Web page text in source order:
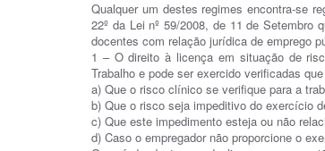
Qualquer um destes regimes encontra-se
22º da Lei nº 59/2008, de 11 de Setembro
docentes com relação jurídica de emprego
1 – O direito à licença em situação de
Trabalho e pode ser exercido verificadas
a) Que o risco clínico se verifique para a
b) Que o risco seja impeditivo do exercício
c) Que este impedimento esteja ou não
d) Caso o empregador não proporcione o